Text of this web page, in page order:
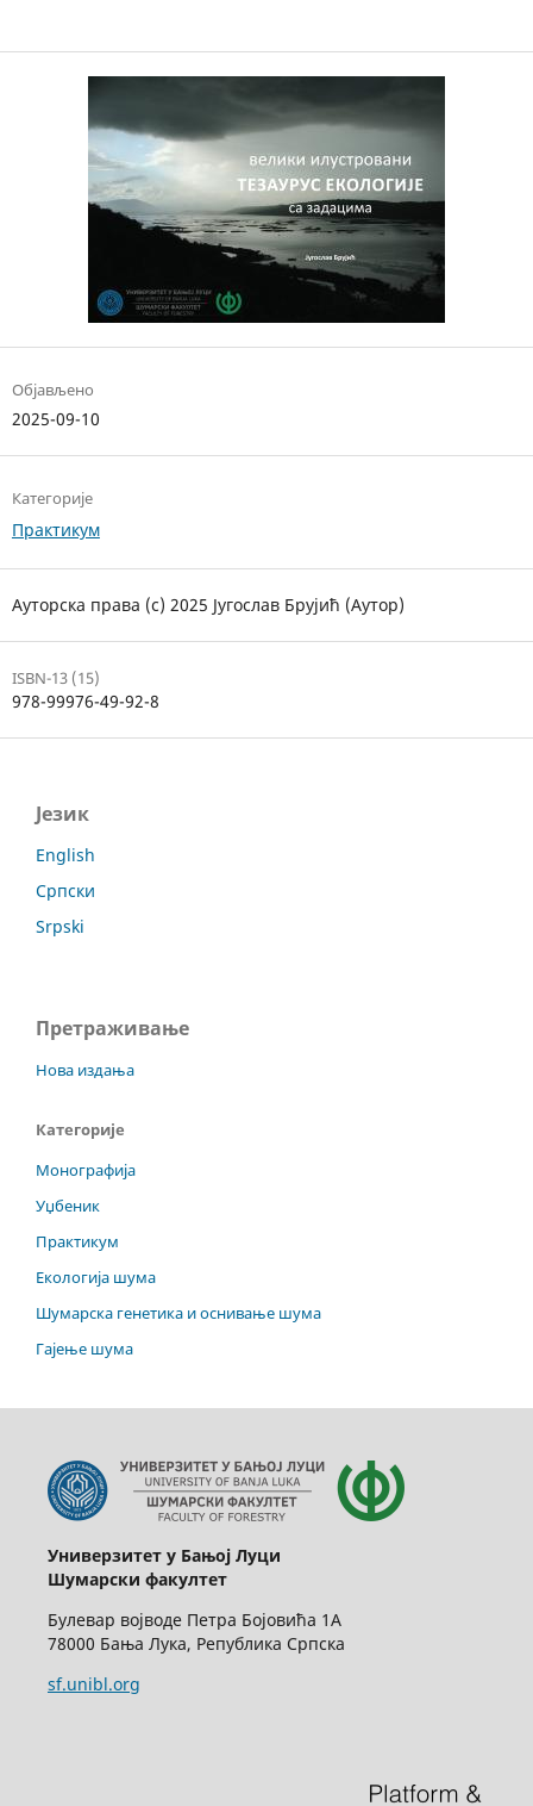
Објављено
2025-09-10
Категорије
Практикум
Ауторска права (c) 2025 Југослав Брујић (Аутор)
ISBN-13 (15)
978-99976-49-92-8
Језик
English
Српски
Srpski
Претраживање
Нова издања
Категорије
Монографија
Уџбеник
Практикум
Екологија шума
Шумарска генетика и оснивање шума
Гајење шума
Универзитет у Бањој Луци
Шумарски факултет
Булевар војводе Петра Бојовића 1А
78000 Бања Лука, Република Српска
sf.unibl.org